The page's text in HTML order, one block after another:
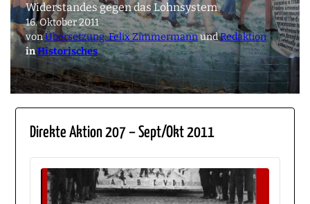
Widerstandes gegen das Lohnsystem
16. Oktober 2011
vonÜbersetzung: Felix ZimmermannundRedaktion
inHistorisches
Direkte Aktion 207 – Sept/Okt 2011